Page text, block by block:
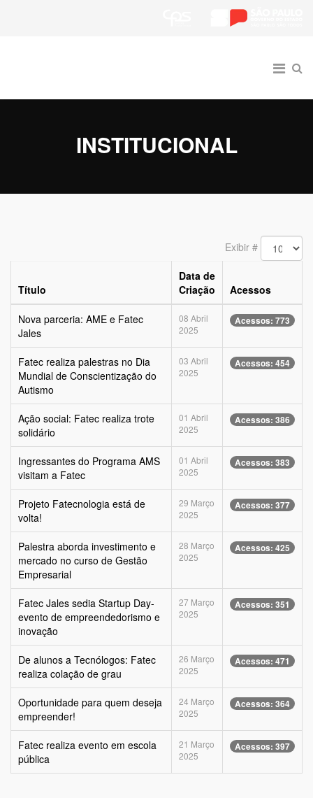
INSTITUCIONAL
Exibir #
Título
Data de
Criação
Acessos
Nova parceria: AME e Fatec
Jales
08 Abril
2025
Acessos: 773
Fatec realiza palestras no Dia
Mundial de Conscientização do
Autismo
03 Abril
2025
Acessos: 454
Ação social: Fatec realiza trote
solidário
01 Abril
2025
Acessos: 386
Ingressantes do Programa AMS
visitam a Fatec
01 Abril
2025
Acessos: 383
Projeto Fatecnologia está de
volta!
29 Março
2025
Acessos: 377
Palestra aborda investimento e
mercado no curso de Gestão
Empresarial
28 Março
2025
Acessos: 425
Fatec Jales sedia Startup Day-
evento de empreendedorismo e
inovação
27 Março
2025
Acessos: 351
De alunos a Tecnólogos: Fatec
realiza colação de grau
26 Março
2025
Acessos: 471
Oportunidade para quem deseja
empreender!
24 Março
2025
Acessos: 364
Fatec realiza evento em escola
pública
21 Março
2025
Acessos: 397